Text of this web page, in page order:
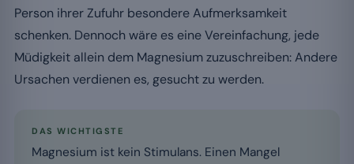
Person ihrer Zufuhr besondere Aufmerksamkeit
schenken. Dennoch wäre es eine Vereinfachung, jede
Müdigkeit allein dem Magnesium zuzuschreiben: Andere
Ursachen verdienen es, gesucht zu werden.
DAS WICHTIGSTE
Magnesium ist kein Stimulans. Einen Mangel